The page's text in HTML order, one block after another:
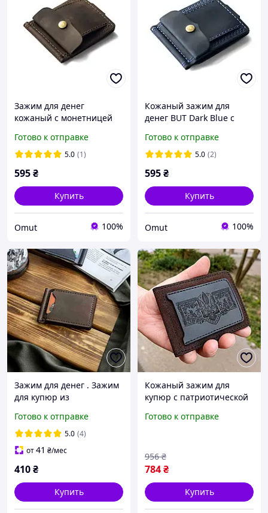
Зажим для денег
кожаный с монетницей
(коричневый цвет)
ручная работа Crazy
Готово к отправке
5.0 (1)
595₴
Купить
Omut 100%
Кожаный зажим для
денег BUT Dark Blue с
Готово к отправке
5.0 (2)
595₴
Купить
Omut 100%
Зажим для денег . Зажим
для купюр из
Кожаный коричневый
зажим мужской. Кожаный
подарок
Готово к отправке
5.0 (4)
от41 ₴/мес
410₴
Купить
Кожаный зажим для
купюр с патриотической
мужчине
Готово к отправке
784₴
956 ₴
Купить